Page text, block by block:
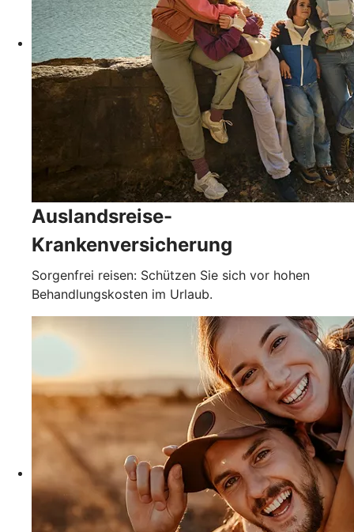
Auslandsreise-
Krankenversicherung
Sorgenfrei reisen: Schützen Sie sich vor hohen
Behandlungskosten im Urlaub.